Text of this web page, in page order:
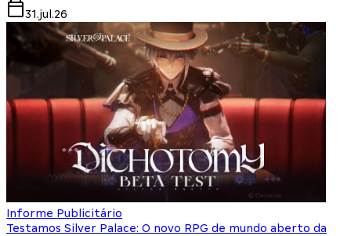
31.jul.26
Informe Publicitário
Testamos Silver Palace: O novo RPG de mundo aberto da